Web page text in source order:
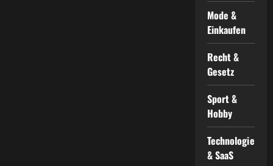
Mode &
Einkaufen
Recht &
Gesetz
Sport &
Hobby
Technologie
& SaaS